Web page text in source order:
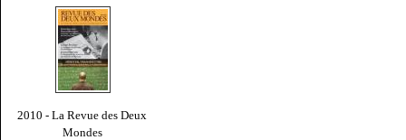
2010 - La Revue des Deux
Mondes